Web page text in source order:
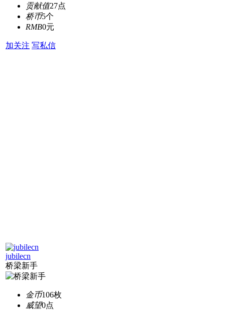
贡献值27点
桥币5个
RMB0元
加关注 写私信
jubilecn
桥梁新手
金币106枚
威望0点